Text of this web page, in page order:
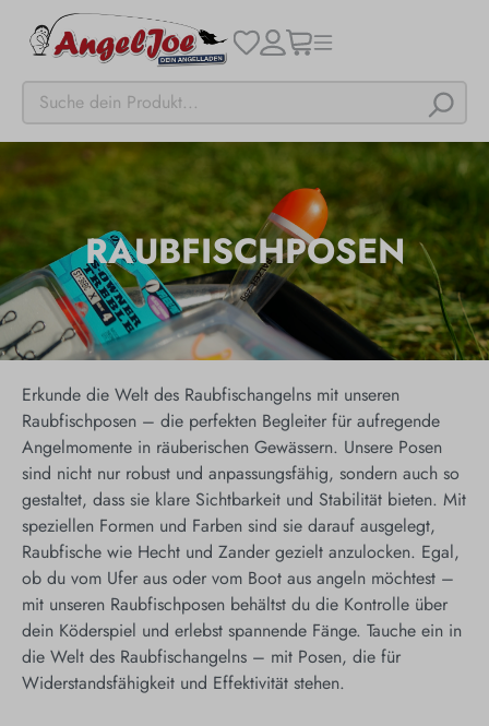
RAUBFISCHPOSEN
Erkunde die Welt des Raubfischangelns mit unseren
Raubfischposen – die perfekten Begleiter für aufregende
Angelmomente in räuberischen Gewässern. Unsere Posen
sind nicht nur robust und anpassungsfähig, sondern auch so
gestaltet, dass sie klare Sichtbarkeit und Stabilität bieten. Mit
speziellen Formen und Farben sind sie darauf ausgelegt,
Raubfische wie Hecht und Zander gezielt anzulocken. Egal,
ob du vom Ufer aus oder vom Boot aus angeln möchtest –
mit unseren Raubfischposen behältst du die Kontrolle über
dein Köderspiel und erlebst spannende Fänge. Tauche ein in
die Welt des Raubfischangelns – mit Posen, die für
Widerstandsfähigkeit und Effektivität stehen.